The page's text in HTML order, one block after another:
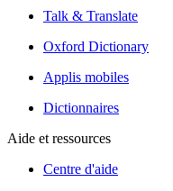
Talk & Translate
Oxford Dictionary
Applis mobiles
Dictionnaires
Aide et ressources
Centre d'aide